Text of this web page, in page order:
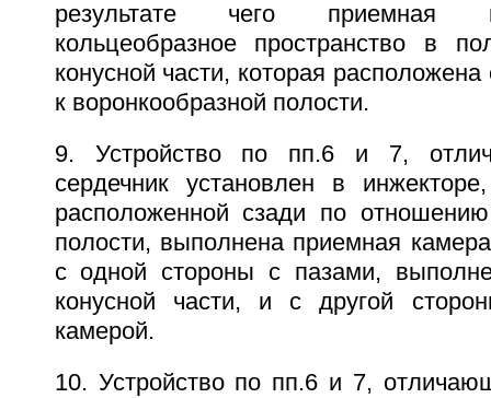
результате чего приемная
кольцеобразное пространство в
конусной части, которая
к воронкообразной полости.
9. Устройство по пп.6 и 7,
сердечник установлен в
расположенной сзади по
полости, выполнена приемная
с одной стороны с пазами,
конусной части, и с другой
камерой.
10. Устройство по пп.6 и 7,